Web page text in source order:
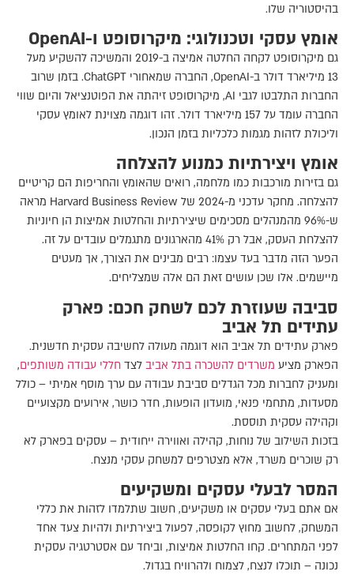
בהיסטוריה שלו.
אומץ עסקי וטכנולוגי: מיקרוסופט ו-OpenAI
גם מיקרוסופט לקחה החלטה אמיצה ב-2019 והמשיכה להשקיע מעל
13 מיליארד דולר ב-OpenAI, החברה שמאחורי ChatGPT. בזמן שרוב
החברות התלבטו לגבי AI, מיקרוסופט זיהתה את הפוטנציאל והיום שווי
החברה עומד על 157 מיליארד דולר. זהו דוגמה מצוינת לאומץ עסקי
וליכולת לזהות מגמות כלכליות בזמן הנכון.
אומץ ויצירתיות כמנוע להצלחה
גם בזירות מורכבות כמו מלחמה, רואים שהאומץ והחריפות הם קריטיים
להצלחה. מחקר עדכני מ-2024 של Harvard Business Review מראה
ש-96% מהמנהלים מסכימים שיצירתיות והחלטות אמיצות הן חיוניות
להצלחת העסק, אבל רק 41% מהארגונים מתגמלים עובדים על זה.
הפער הזה מדבר בעד עצמו: רבים מבינים את הצורך, אך מעטים
מיישמים. אלו שכן עושים זאת הם אלה שמצליחים.
סביבה שעוזרת לכם לשחק חכם: פארק
עתידים תל אביב
פארק עתידים תל אביב הוא דוגמה מעולה לחשיבה עסקית חדשנית.
הפארק מציע משרדים להשכרה בתל אביב לצד חללי עבודה משותפים,
ומעניק לחברות מכל הגדלים סביבת עבודה עם ערך מוסף אמיתי – כולל
מסעדות, מתחמי פנאי, מועדון הופעות, חדר כושר, אירועים מקצועיים
וקהילה עסקית תוססת.
בזכות השילוב של נוחות, קהילה ואווירה ייחודית – עסקים בפארק לא
רק שוכרים משרד, אלא מצטרפים למשחק עסקי מנצח.
המסר לבעלי עסקים ומשקיעים
אם אתם בעלי עסקים או משקיעים, חשוב שתלמדו לזהות את כללי
המשחק, לחשוב מחוץ לקופסה, לפעול ביצירתיות ולהיות צעד אחד
לפני המתחרים. קחו החלטות אמיצות, וביחד עם אסטרטגיה עסקית
נכונה – תוכלו לנצח, לצמוח ולהרוויח בגדול.